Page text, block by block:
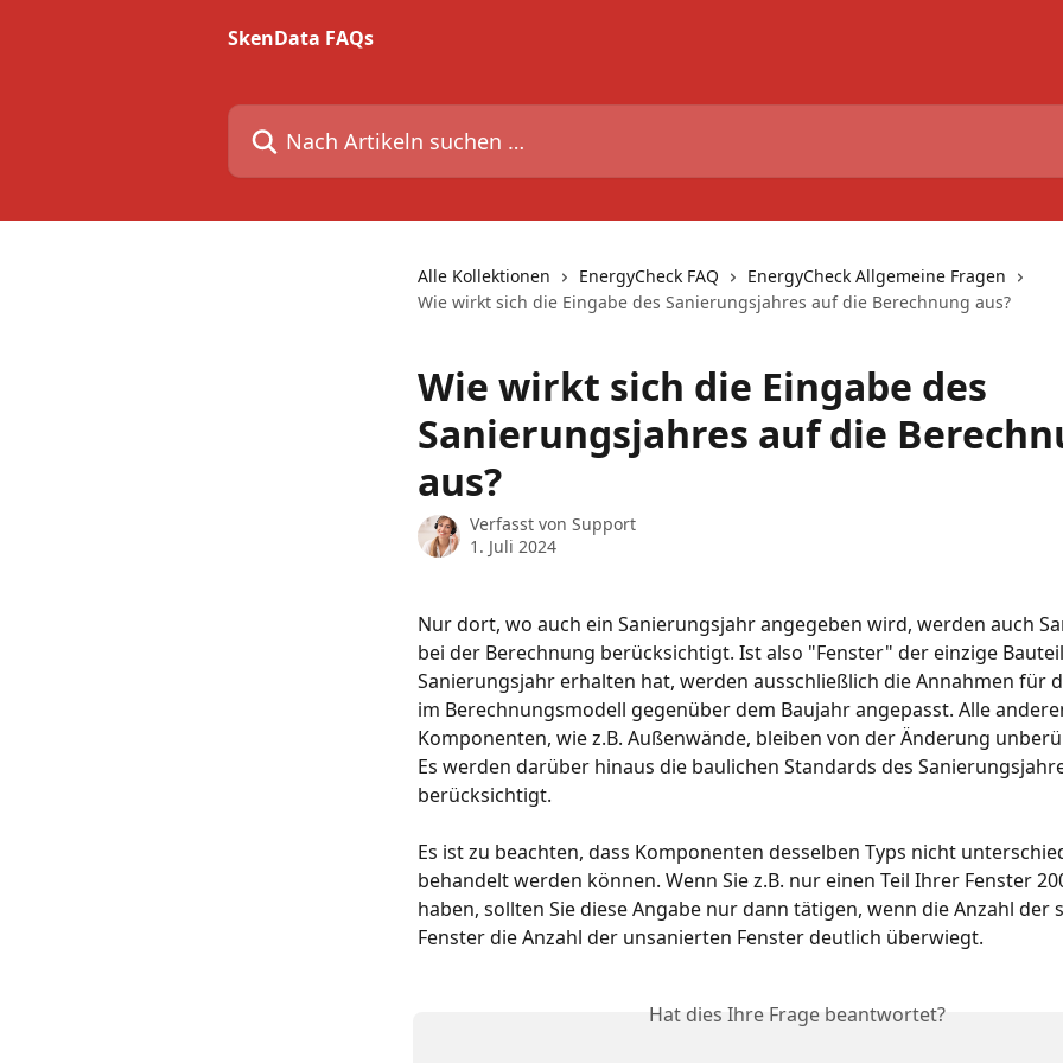
SkenData FAQs
Nach Artikeln suchen …
Alle Kollektionen EnergyCheck FAQ
EnergyCheck Allgemeine Fragen
Wie wirkt sich die Eingabe des Sanierungsjahres auf die Berechnung aus?
Wie wirkt sich die Eingabe des
Sanierungsjahres auf die
aus?
Verfasst von Support
1. Juli 2024
Nur dort, wo auch ein Sanierungsjahr angegeben wird, werden auch
bei der Berechnung berücksichtigt. Ist also "Fenster" der einzige
Sanierungsjahr erhalten hat, werden ausschließlich die Annahmen für
im Berechnungsmodell gegenüber dem Baujahr angepasst. Alle
Komponenten, wie z.B. Außenwände, bleiben von der Änderung
Es werden darüber hinaus die baulichen Standards des
berücksichtigt.
Es ist zu beachten, dass Komponenten desselben Typs nicht
behandelt werden können. Wenn Sie z.B. nur einen Teil Ihrer Fenster
haben, sollten Sie diese Angabe nur dann tätigen, wenn die Anzahl der
Fenster die Anzahl der unsanierten Fenster deutlich überwiegt.
Hat dies Ihre Frage beantwortet?